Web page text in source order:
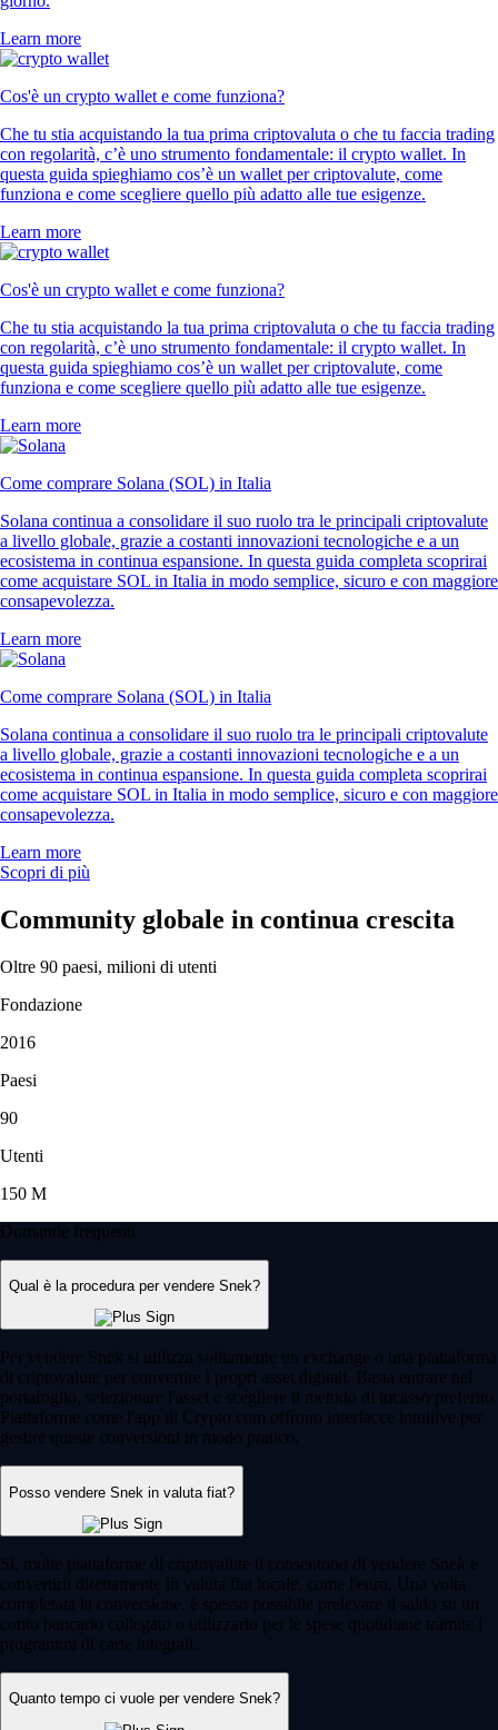
Learn more
Cos'è un crypto wallet e come funziona?
Che tu stia acquistando la tua prima criptovaluta o che tu faccia trading
con regolarità, c’è uno strumento fondamentale: il crypto wallet. In
questa guida spieghiamo cos’è un wallet per criptovalute, come
funziona e come scegliere quello più adatto alle tue esigenze.
Learn more
Cos'è un crypto wallet e come funziona?
Che tu stia acquistando la tua prima criptovaluta o che tu faccia trading
con regolarità, c’è uno strumento fondamentale: il crypto wallet. In
questa guida spieghiamo cos’è un wallet per criptovalute, come
funziona e come scegliere quello più adatto alle tue esigenze.
Learn more
Come comprare Solana (SOL) in Italia
Solana continua a consolidare il suo ruolo tra le principali criptovalute
a livello globale, grazie a costanti innovazioni tecnologiche e a un
ecosistema in continua espansione. In questa guida completa scoprirai
come acquistare SOL in Italia in modo semplice, sicuro e con maggiore
consapevolezza.
Learn more
Come comprare Solana (SOL) in Italia
Solana continua a consolidare il suo ruolo tra le principali criptovalute
a livello globale, grazie a costanti innovazioni tecnologiche e a un
ecosistema in continua espansione. In questa guida completa scoprirai
come acquistare SOL in Italia in modo semplice, sicuro e con maggiore
consapevolezza.
Learn more
Scopri di più
Community globale in continua crescita
Oltre 90 paesi, milioni di utenti
Fondazione
2016
Paesi
90
Utenti
150 M
Domande frequenti
Qual è la procedura per vendere Snek?
Per vendere Snek si utilizza solitamente un exchange o una piattaforma
di criptovalute per convertire i propri asset digitali. Basta entrare nel
portafoglio, selezionare l'asset e scegliere il metodo di incasso preferito.
Piattaforme come l'app di Crypto.com offrono interfacce intuitive per
gestire queste conversioni in modo pratico.
Posso vendere Snek in valuta fiat?
Sì, molte piattaforme di criptovalute ti consentono di vendere Snek e
convertirli direttamente in valuta fiat locale, come l'euro. Una volta
completata la conversione, è spesso possibile prelevare il saldo su un
conto bancario collegato o utilizzarlo per le spese quotidiane tramite i
programmi di carte integrati.
Quanto tempo ci vuole per vendere Snek?